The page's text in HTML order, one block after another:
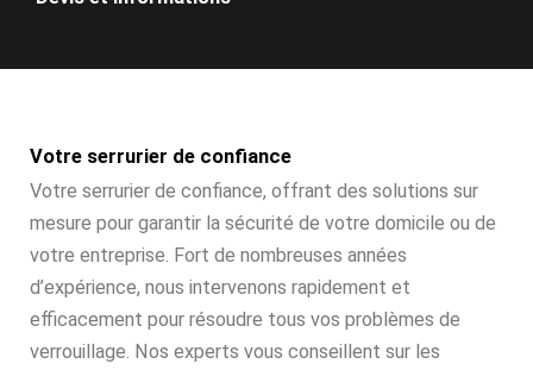
Votre serrurier de confiance
Votre serrurier de confiance, offrant des solutions sur
mesure pour garantir la sécurité de votre domicile ou de
votre entreprise. Fort de nombreuses années
d’expérience, nous intervenons rapidement et
efficacement pour résoudre tous vos problèmes de
verrouillage. Nos experts vous conseillent sur les